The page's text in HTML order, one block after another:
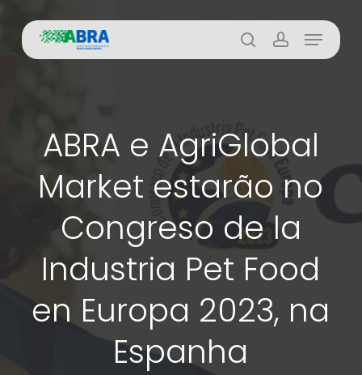
main
buscaaccount
Menu
ABRA e AgriGlobal
Market estarão no
Congreso de la
Industria Pet Food
en Europa 2023, na
Espanha